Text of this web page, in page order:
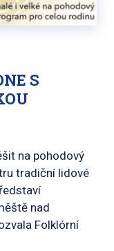
S
na pohodový
tradiční lidové
nad
Folklórní